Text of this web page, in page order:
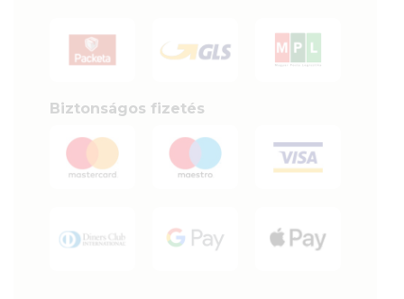
Biztonságos fizetés